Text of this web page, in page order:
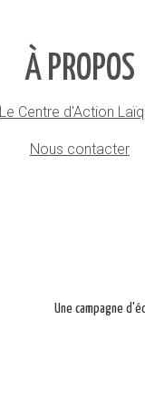
À PROPOS
Le Centre d'Action
Nous contacter
Une campagne